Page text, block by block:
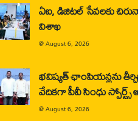
ఏఐ, డిజిటల్ సేవలకు
విశాఖ
@August 6, 2026
భవిష్యత్ ఛాంపియన్లను
వేదికగా పీవీ సింధు
@August 6, 2026